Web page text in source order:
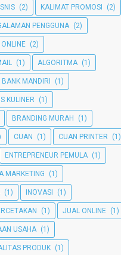
(2) KALIMAT PROMOSI (2)
PENGGUNA (2)
(2)
(1) ALGORITMA (1)
BANK MANDIRI (1)
KULINER (1)
BRANDING MURAH (1)
CUAN (1) CUAN PRINTER (1)
ENTREPRENEUR PEMULA (1)
MARKETING (1)
(1) INOVASI (1)
(1) JUAL ONLINE (1)
USAHA (1)
PRODUK (1)